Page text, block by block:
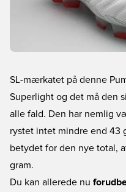
SL-mærkatet på denne
Superlight og det må den
alle fald. Den har nemlig
rystet intet mindre end 43
betydet for den nye total,
gram.
Du kan allerede nu